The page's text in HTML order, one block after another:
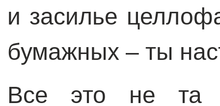
и засилье
бумажных – ты
Все это не та